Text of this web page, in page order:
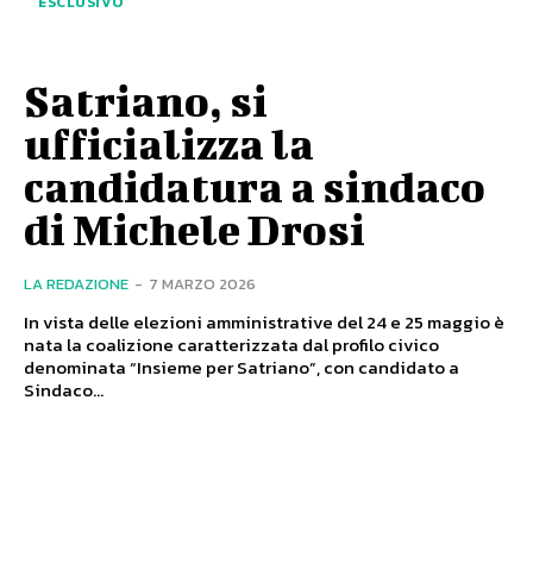
Satriano, si
ufficializza la
candidatura a sindaco
di Michele Drosi
LA REDAZIONE - 7 MARZO 2026
In vista delle elezioni amministrative del 24 e 25 maggio è
nata la coalizione caratterizzata dal profilo civico
denominata “Insieme per Satriano”, con candidato a
Sindaco...